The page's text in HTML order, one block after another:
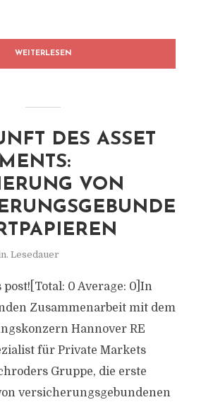
WEITERLESEN
DES ASSET
VON
Lesedauer
0 Average: 0]In
Zusammenarbeit mit dem
Hannover RE
für Private Markets
Gruppe, die erste
versicherungsgebundenen